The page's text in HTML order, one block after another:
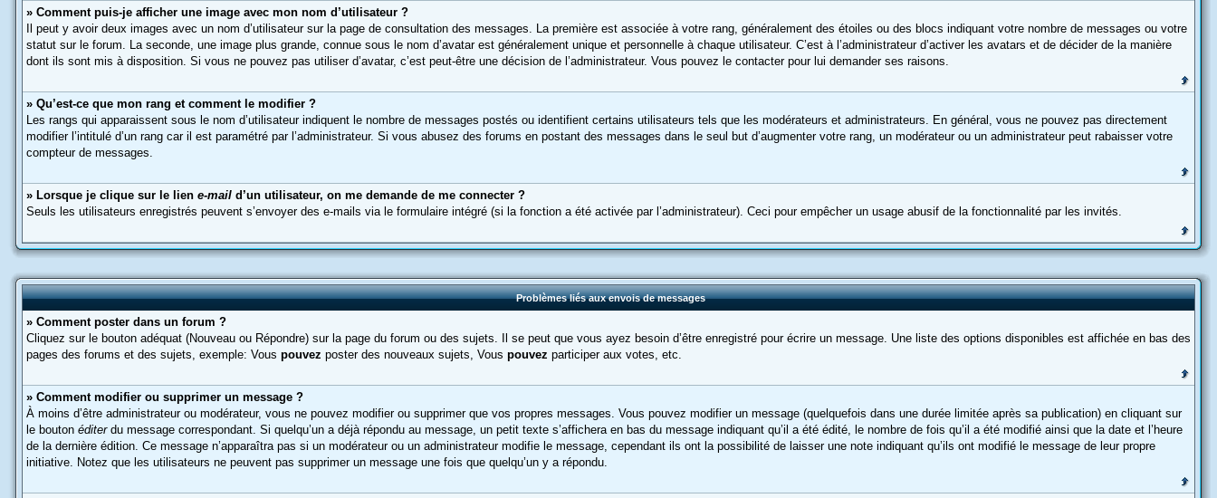
» Comment puis-je afficher une image avec mon nom d’utilisateur ?
Il peut y avoir deux images avec un nom d’utilisateur sur la page de consultation des messages. La première est associée à votre rang, généralement des étoiles ou des blocs indiquant votre nombre de messages ou votre
statut sur le forum. La seconde, une image plus grande, connue sous le nom d’avatar est généralement unique et personnelle à chaque utilisateur. C’est à l’administrateur d’activer les avatars et de décider de la manière
dont ils sont mis à disposition. Si vous ne pouvez pas utiliser d’avatar, c’est peut-être une décision de l’administrateur. Vous pouvez le contacter pour lui demander ses raisons.
» Qu’est-ce que mon rang et comment le modifier ?
Les rangs qui apparaissent sous le nom d’utilisateur indiquent le nombre de messages postés ou identifient certains utilisateurs tels que les modérateurs et administrateurs. En général, vous ne pouvez pas directement
modifier l’intitulé d’un rang car il est paramétré par l’administrateur. Si vous abusez des forums en postant des messages dans le seul but d’augmenter votre rang, un modérateur ou un administrateur peut rabaisser votre
compteur de messages.
» Lorsque je clique sur le lien e-mail d’un utilisateur, on me demande de me connecter ?
Seuls les utilisateurs enregistrés peuvent s’envoyer des e-mails via le formulaire intégré (si la fonction a été activée par l’administrateur). Ceci pour empêcher un usage abusif de la fonctionnalité par les invités.
Problèmes liés aux envois de messages
» Comment poster dans un forum ?
Cliquez sur le bouton adéquat (Nouveau ou Répondre) sur la page du forum ou des sujets. Il se peut que vous ayez besoin d’être enregistré pour écrire un message. Une liste des options disponibles est affichée en bas des
pages des forums et des sujets, exemple: Vous pouvez poster des nouveaux sujets, Vous pouvez participer aux votes, etc.
» Comment modifier ou supprimer un message ?
À moins d’être administrateur ou modérateur, vous ne pouvez modifier ou supprimer que vos propres messages. Vous pouvez modifier un message (quelquefois dans une durée limitée après sa publication) en cliquant sur
le bouton éditerdu message correspondant. Si quelqu’un a déjà répondu au message, un petit texte s’affichera en bas du message indiquant qu’il a été édité, le nombre de fois qu’il a été modifié ainsi que la date et l’heure
de la dernière édition. Ce message n’apparaîtra pas si un modérateur ou un administrateur modifie le message, cependant ils ont la possibilité de laisser une note indiquant qu’ils ont modifié le message de leur propre
initiative. Notez que les utilisateurs ne peuvent pas supprimer un message une fois que quelqu’un y a répondu.